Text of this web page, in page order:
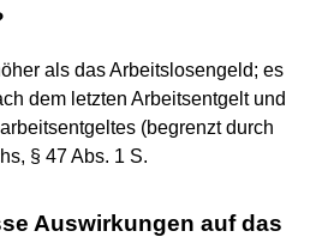
als das Arbeitslosengeld; es
dem letzten Arbeitsentgelt und
(begrenzt durch
§ 47 Abs. 1 S.
Auswirkungen auf das